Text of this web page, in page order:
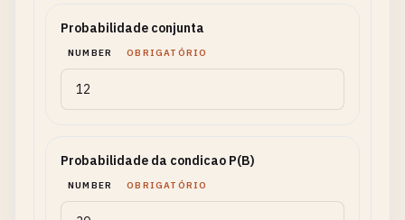
Probabilidade conjunta
NUMBER OBRIGATÓRIO
Probabilidade da condicao P(B)
NUMBER OBRIGATÓRIO